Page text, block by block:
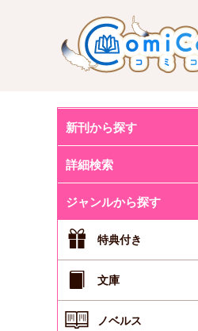
新刊から探す
詳細検索
ジャンルから探す
特典付き
文庫
ノベルス